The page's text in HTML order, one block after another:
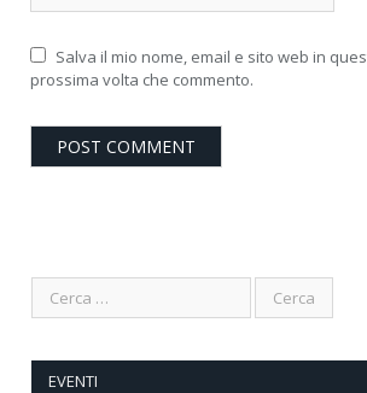
Salva il mio nome, email e sito web in
prossima volta che commento.
EVENTI